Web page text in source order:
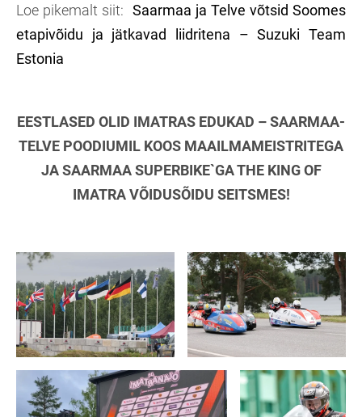
Loe pikemalt siit: Saarmaa ja Telve võtsid Soomes
etapivõidu ja jätkavad liidritena – Suzuki Team
Estonia
EESTLASED OLID IMATRAS EDUKAD – SAARMAA-
TELVE POODIUMIL KOOS MAAILMAMEISTRITEGA
JA SAARMAA SUPERBIKE`GA THE KING OF
IMATRA VÕIDUSÕIDU SEITSMES!